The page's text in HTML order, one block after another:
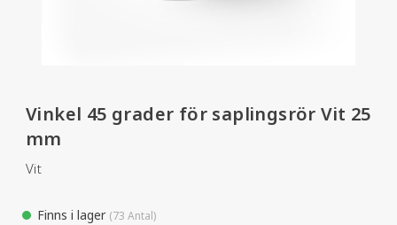
Vinkel 45 grader för saplingsrör Vit 25
mm
Vit
Finns i lager (73 Antal)